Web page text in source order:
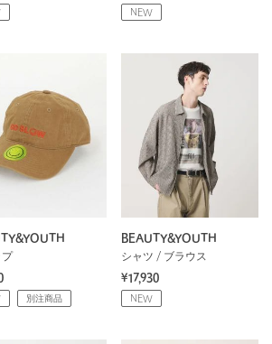
NEW
プ
別注商品
BEAUTY&YOUTH
シャツ / ブラウス
¥17,930
NEW